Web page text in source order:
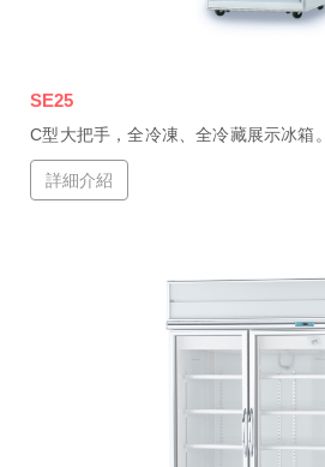
SE25
C型大把手，全冷凍、全冷藏展示冰箱。
詳細介紹